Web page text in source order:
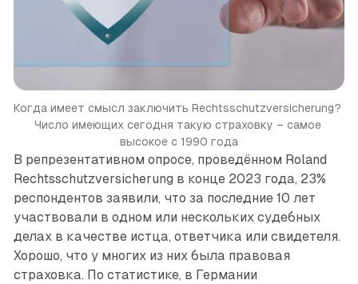
Когда имеет смысл заключить Rechtsschutzversicherung?
Число имеющих сегодня такую страховку – самое
высокое с 1990 года
В репрезентативном опросе, проведённом Roland
Rechtsschutzversicherung в конце 2023 года, 23%
респондентов заявили, что за последние 10 лет
участвовали в одном или нескольких судебных
делах в качестве истца, ответчика или свидетеля.
Хорошо, что у многих из них была правовая
страховка. По статистике, в Германии